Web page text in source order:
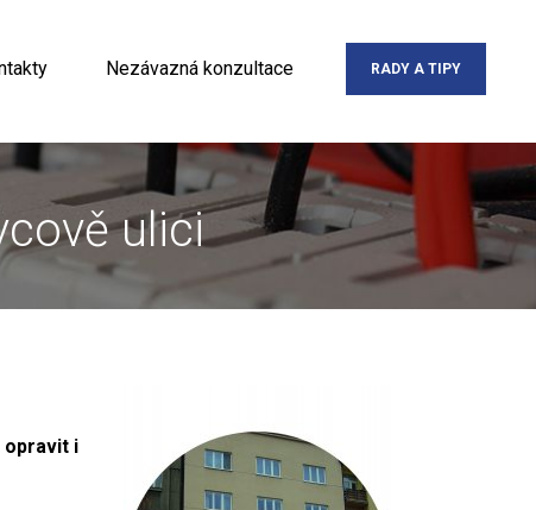
Nezávazná konzultace RADY A TIPY
ulici
opravit i